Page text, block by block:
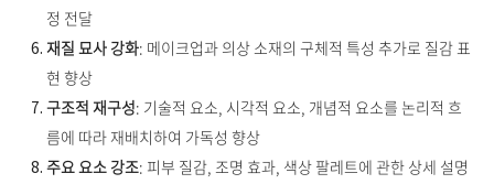
정 전달
재질 묘사 강화: 메이크업과 의상 소재의 구체적 특성 추가로 질감 표
현 향상
구조적 재구성: 기술적 요소, 시각적 요소, 개념적 요소를 논리적 흐
름에 따라 재배치하여 가독성 향상
주요 요소 강조: 피부 질감, 조명 효과, 색상 팔레트에 관한 상세 설명